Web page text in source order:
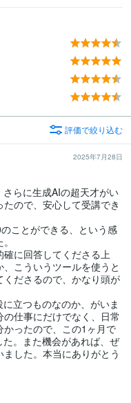
評価で絞り込む
2025年7月28日
らに生成AIの超天才がい
ので、安心して受講でき
ことができる、という感
に回答してくださる上
こういうツールを使うと
ださるので、かなり頭が
立つものなのか、がいま
仕事にだけでなく、日常
ったので、この1ヶ月で
。また機会があれば、ぜ
した。本当にありがとう